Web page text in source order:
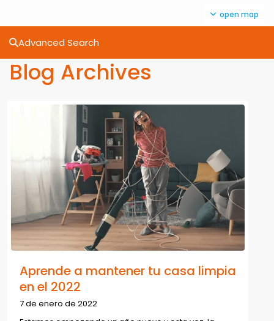
open map
Advanced Search
Blog Archives
Aprende a mantener tu casa limpia
en el 2022
7 de enero de 2022